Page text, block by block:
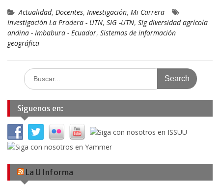
Actualidad, Docentes, Investigación, Mi Carrera
Investigación La Pradera - UTN, SIG -UTN, Sig diversidad agrícola
andina - Imbabura - Ecuador, Sistemas de información
geográfica
Search
for:
Siguenos en:
La U Informa